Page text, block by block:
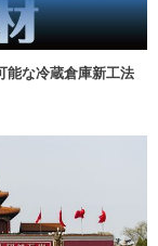
能な冷蔵倉庫新工法